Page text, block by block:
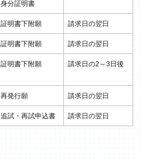
身分証明書
証明書下附願 請求日の翌日
証明書下附願 請求日の翌日
証明書下附願 請求日の2～3日後
再発行願 請求日の翌日
追試・再試申込書 請求日の翌日